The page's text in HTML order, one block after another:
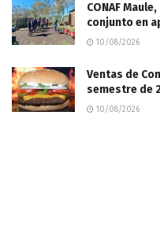
CONAF
conjunto en
10/08/2026
Ventas de
semestre de
10/08/2026